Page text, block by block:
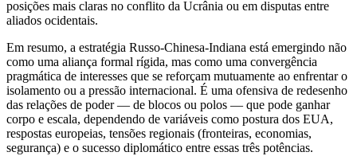
posições mais claras no conflito da Ucrânia ou em disputas entre
aliados ocidentais.
Em resumo, a estratégia Russo-Chinesa-Indiana está emergindo não
como uma aliança formal rígida, mas como uma convergência
pragmática de interesses que se reforçam mutuamente ao enfrentar o
isolamento ou a pressão internacional. É uma ofensiva de redesenho
das relações de poder — de blocos ou polos — que pode ganhar
corpo e escala, dependendo de variáveis como postura dos EUA,
respostas europeias, tensões regionais (fronteiras, economias,
segurança) e o sucesso diplomático entre essas três potências.